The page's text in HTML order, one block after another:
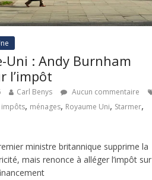
Uni : Andy Burnham
l’impôt
Carl Benys
Aucun commentaire
impôts, ménages, Royaume Uni, Starmer,
ministre britannique supprime la
mais renonce à alléger l’impôt sur